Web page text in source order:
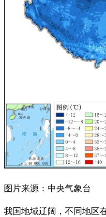
图片来源：中央气象台
我国地域辽阔，不同地区